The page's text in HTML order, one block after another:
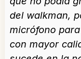
del walkman,
micrófono
con mayor